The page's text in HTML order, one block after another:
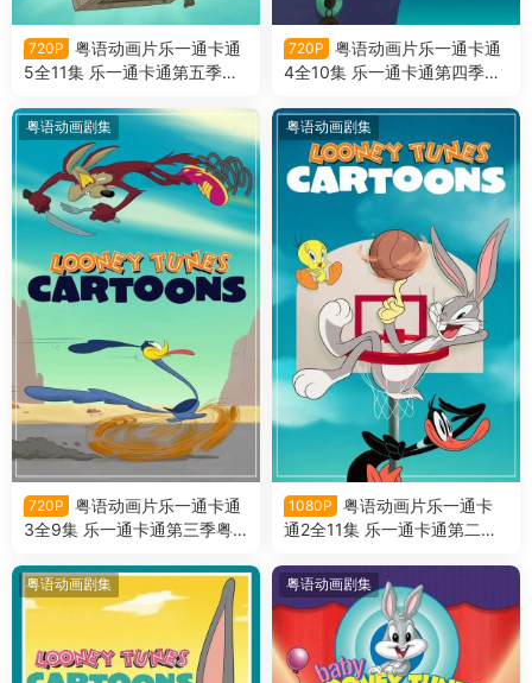
720P
粤语动画片乐一通卡通
5全11集 乐一通卡通第五季粤
720P
粤语动画片乐一通卡通
4全10集 乐一通卡通第四季粤
粤语动画剧集
720P
粤语动画片乐一通卡通
3全9集 乐一通卡通第三季粤
粤语动画剧集
1080P
粤语动画片乐一通卡
通2全11集 乐一通卡通第二季
粤语动画剧集 粤语动画剧集